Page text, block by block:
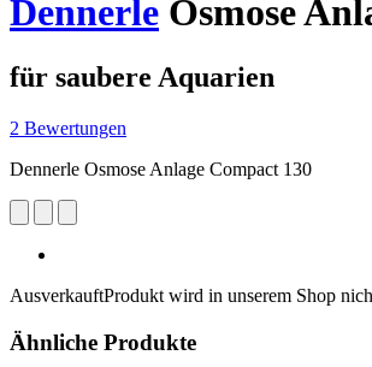
Dennerle Osmose
für saubere Aquarien
2 Bewertungen
Dennerle Osmose Anlage Compact 130
AusverkauftProdukt wird in unserem Shop
Ähnliche Produkte